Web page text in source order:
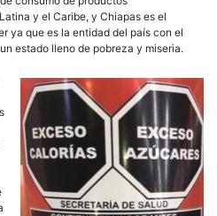
y el Caribe, y Chiapas es el
ya que es la entidad del país con el
estado lleno de pobreza y miseria.